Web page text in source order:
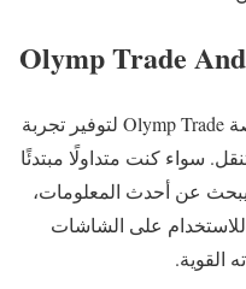
تم تصميم النسخة المحمولة من منصة Olymp Trade لتوفير تجربة
سواء كنت متداولًا مبتدئًا
يبحث عن أحدث المعلومات،
للاستخدام على الشاشات
القوية.